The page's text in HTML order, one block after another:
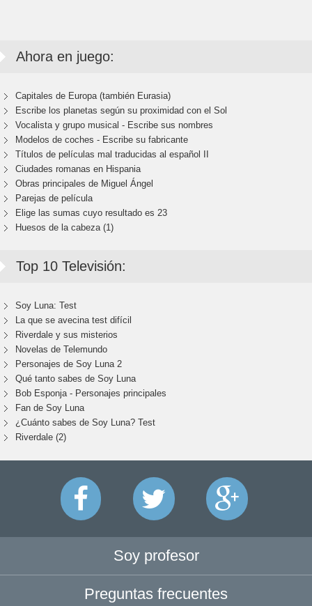
Ahora en juego:
Capitales de Europa (también Eurasia)
Escribe los planetas según su proximidad con el Sol
Vocalista y grupo musical - Escribe sus nombres
Modelos de coches - Escribe su fabricante
Títulos de películas mal traducidas al español II
Ciudades romanas en Hispania
Obras principales de Miguel Ángel
Parejas de película
Elige las sumas cuyo resultado es 23
Huesos de la cabeza (1)
Top 10 Televisión:
Soy Luna: Test
La que se avecina test difícil
Riverdale y sus misterios
Novelas de Telemundo
Personajes de Soy Luna 2
Qué tanto sabes de Soy Luna
Bob Esponja - Personajes principales
Fan de Soy Luna
¿Cuánto sabes de Soy Luna? Test
Riverdale (2)
Soy profesor
Preguntas frecuentes